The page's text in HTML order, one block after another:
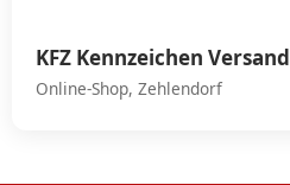
KFZ Kennzeichen Versand
Online-Shop, Zehlendorf